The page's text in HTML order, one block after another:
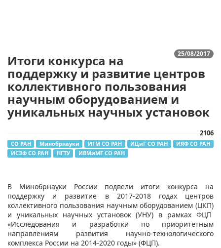
25/08/2017
Итоги конкурса на
поддержку и развитие центров
коллективного пользования
научным оборудованием и
уникальных научных установок
2106
СО РАН Минобрнауки ИГМ СО РАН ИЦиГ СО РАН
ИЯФ СО РАН
ИСЗФ СО РАН
НГТУ ИВМиМГ СО РАН
В Минобрнауки России подвели итоги конкурса на
поддержку и развитие в 2017-2018 годах центров
коллективного пользования научным оборудованием (ЦКП)
и уникальных научных установок (УНУ) в рамках ФЦП
«Исследования и разработки по приоритетным
направлениям развития научно-технологического
комплекса России на 2014-2020 годы» (ФЦП).